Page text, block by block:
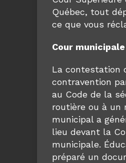
Québec, tout
ce que vous
Cour municipale
La contestation
contravention
au Code de la
routière ou à un
municipal a
lieu devant la
municipale.
préparé un